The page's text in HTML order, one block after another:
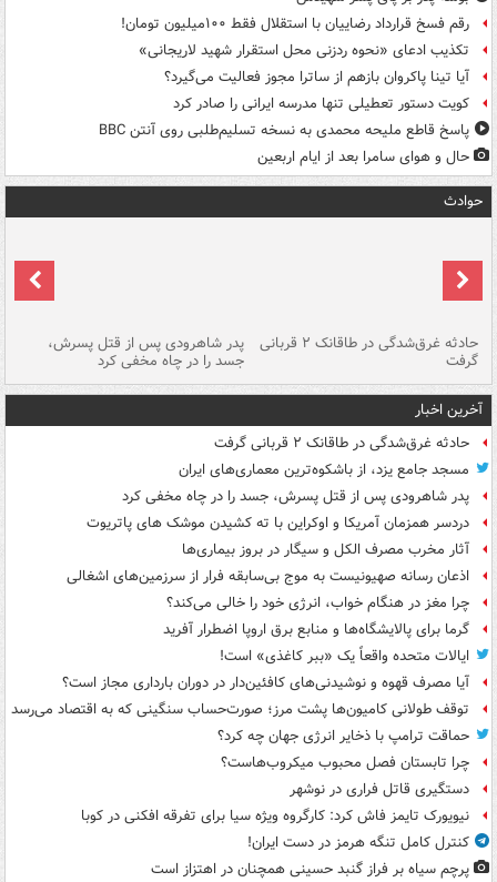
رقم فسخ قرارداد رضاییان با استقلال فقط ۱۰۰میلیون تومان!
تکذیب ادعای «نحوه ردزنی محل استقرار شهید لاریجانی»
آیا تینا پاکروان بازهم از ساترا مجوز فعالیت می‌گیرد؟
کویت دستور تعطیلی تنها مدرسه ایرانی را صادر کرد
پاسخ قاطع ملیحه محمدی به نسخه تسلیم‌طلبی روی آنتن BBC
حال و هوای سامرا بعد از ایام اربعین
حوادث
حادثه غرق‌شدگی در طاقانک ۲ قربانی
گرفت
پدر شاهرودی پس از قتل پسرش،
جسد را در چاه مخفی کرد
آخرین اخبار
حادثه غرق‌شدگی در طاقانک ۲ قربانی گرفت
مسجد جامع یزد، از باشکوه‌ترین معماری‌های ایران
پدر شاهرودی پس از قتل پسرش، جسد را در چاه مخفی کرد
دردسر همزمان آمریکا و اوکراین با ته کشیدن موشک های پاتریوت
آثار مخرب مصرف الکل و سیگار در بروز بیماری‌ها
اذعان رسانه صهیونیست به موج بی‌سابقه فرار از سرزمین‌های اشغالی
چرا مغز در هنگام خواب، انرژی خود را خالی می‌کند؟
گرما برای پالایشگاه‌ها و منابع برق اروپا اضطرار آفرید
ایالات متحده واقعاً یک «ببر کاغذی» است!
آیا مصرف قهوه و نوشیدنی‌های کافئین‌دار در دوران بارداری مجاز است؟
توقف طولانی کامیون‌ها پشت مرز؛ صورت‌حساب سنگینی که به اقتصاد می‌رسد
حماقت ترامپ با ذخایر انرژی جهان چه کرد؟
چرا تابستان فصل محبوب میکروب‌هاست؟
دستگیری قاتل فراری در نوشهر
نیویورک تایمز فاش کرد: کارگروه ویژه سیا برای تفرقه افکنی در کوبا
کنترل کامل تنگه هرمز در دست ایران!
پرچم سیاه بر فراز گنبد حسینی همچنان در اهتزاز است